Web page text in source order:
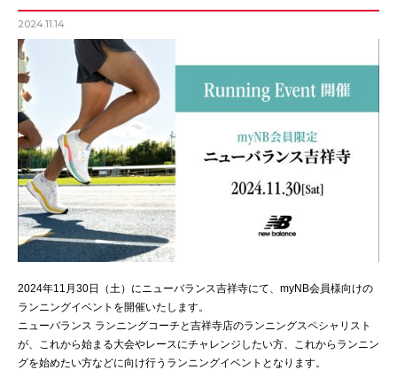
2024.11.14
2024年11月30日（土）にニューバランス吉祥寺にて、myNB会員様向けの
ランニングイベントを開催いたします。
ニューバランス ランニングコーチと吉祥寺店のランニングスペシャリスト
が、これから始まる大会やレースにチャレンジしたい方、これからランニン
グを始めたい方などに向け行うランニングイベントとなります。